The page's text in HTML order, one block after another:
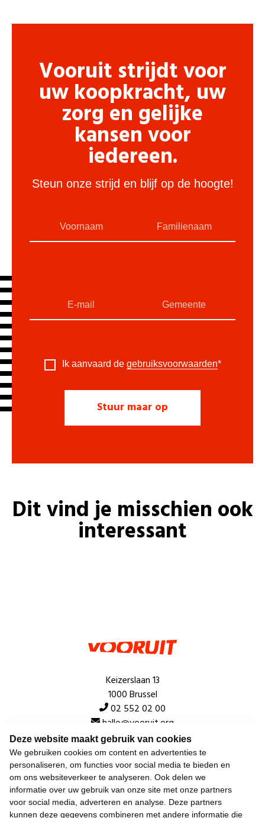
Deze website maakt gebruik van cookies
We gebruiken cookies om content en advertenties te
personaliseren, om functies voor social media te bieden en
om ons websiteverkeer te analyseren. Ook delen we
informatie over uw gebruik van onze site met onze partners
voor social media, adverteren en analyse. Deze partners
kunnen deze gegevens combineren met andere informatie die
Vooruit strijdt voor
uw koopkracht, uw
zorg en gelijke
kansen voor
iedereen.
Steun onze strijd en blijf op de hoogte!
Ik aanvaard de gebruiksvoorwaarden*
Dit vind je misschien ook
interessant
Keizerslaan 13
1000 Brussel
02 552 02 00
hallo@vooruit.org
Snel
Over de beweging
Algemeen